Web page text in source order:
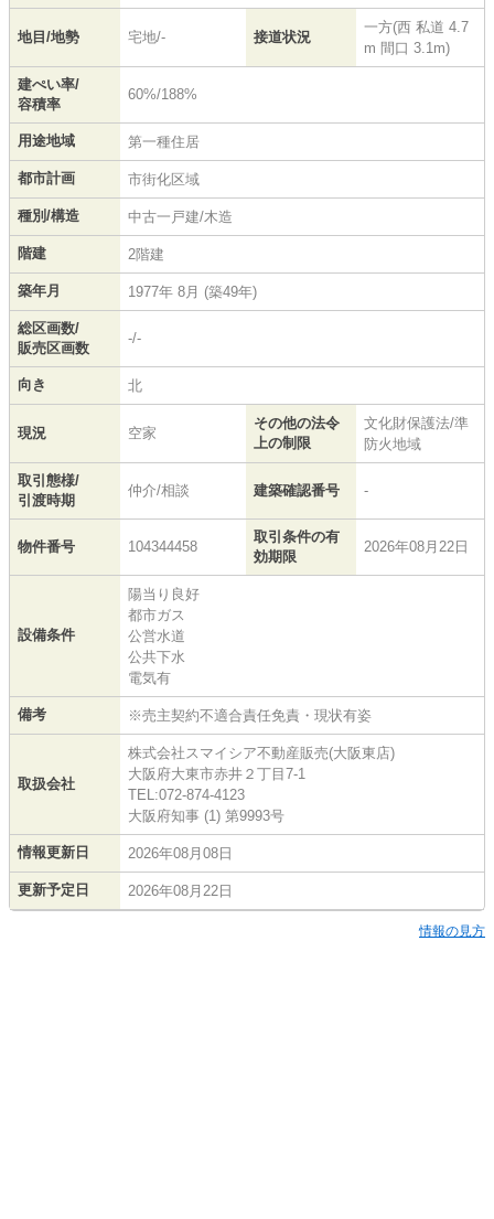
地目/地勢 宅地/- 接道状況
一方(西 私道 4.7
m 間口 3.1m)
建ぺい率/
容積率
60%/188%
用途地域 第一種住居
都市計画 市街化区域
種別/構造 中古一戸建/木造
階建 2階建
築年月 1977年 8月 (築49年)
総区画数/
販売区画数
-/-
向き 北
現況 空家
その他の法令
上の制限
文化財保護法/準
防火地域
取引態様/
引渡時期
仲介/相談 建築確認番号 -
物件番号 104344458
取引条件の有
効期限
2026年08月22日
設備条件
陽当り良好
都市ガス
公営水道
公共下水
電気有
備考 ※売主契約不適合責任免責・現状有姿
取扱会社
株式会社スマイシア不動産販売(大阪東店)
大阪府大東市赤井２丁目7-1
TEL:072-874-4123
大阪府知事 (1) 第9993号
情報更新日 2026年08月08日
更新予定日 2026年08月22日
情報の見方